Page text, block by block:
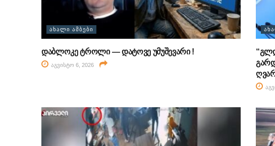
ᲐᲮᲐᲚᲘ ᲐᲛᲑᲔᲑᲘ
დაბლოკე ტროლი — დატოვე უმუშევარი !
აგვისტო 6, 2026